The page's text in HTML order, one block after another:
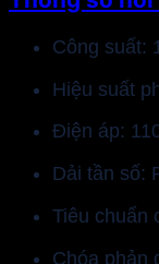
Công suất:
Hiệu suất
Điện áp:
Dải tần số:
Tiêu chuẩn
Chóa phản